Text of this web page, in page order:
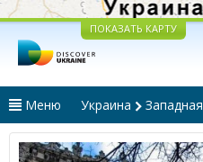
ПОКАЗАТЬ КАРТУ
Меню Украина Западная